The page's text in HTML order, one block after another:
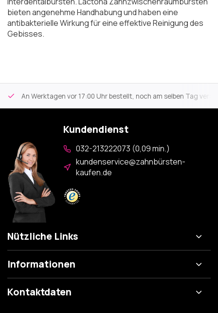
bieten angenehme Handhabung und haben eine
antibakterielle Wirkung für eine effektive Reinigung des
Gebisses.
An Werktagen vor 17:00 Uhr bestellt, noch am selben Tag
Kundendienst
032-213222073 (0,09 min.)
kundenservice@zahnbürsten-
kaufen.de
Nützliche Links
Informationen
Kontaktdaten